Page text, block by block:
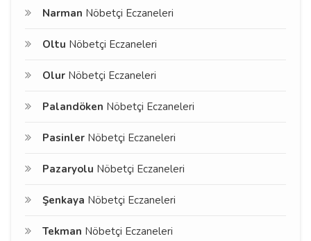
Narman Nöbetçi Eczaneleri
Oltu Nöbetçi Eczaneleri
Olur Nöbetçi Eczaneleri
Palandöken Nöbetçi Eczaneleri
Pasinler Nöbetçi Eczaneleri
Pazaryolu Nöbetçi Eczaneleri
Şenkaya Nöbetçi Eczaneleri
Tekman Nöbetçi Eczaneleri